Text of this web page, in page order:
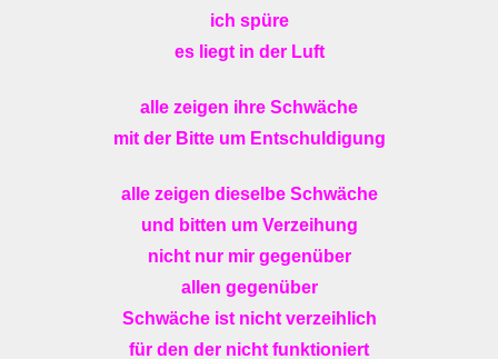
ich spüre
es liegt in der Luft
alle zeigen ihre Schwäche
mit der Bitte um Entschuldigung
alle zeigen dieselbe Schwäche
und bitten um Verzeihung
nicht nur mir gegenüber
allen gegenüber
Schwäche ist nicht verzeihlich
für den der nicht funktioniert